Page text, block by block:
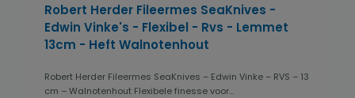
Robert Herder Fileermes SeaKnives -
Edwin Vinke's - Flexibel - Rvs - Lemmet
13cm - Heft Walnotenhout
Robert Herder Fileermes SeaKnives – Edwin Vinke – RVS – 13
cm – Walnotenhout Flexibele finesse voor...